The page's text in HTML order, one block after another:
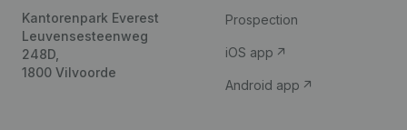
Kantorenpark Everest
Leuvensesteenweg
248D,
1800 Vilvoorde
Prospection
iOS app
Android app